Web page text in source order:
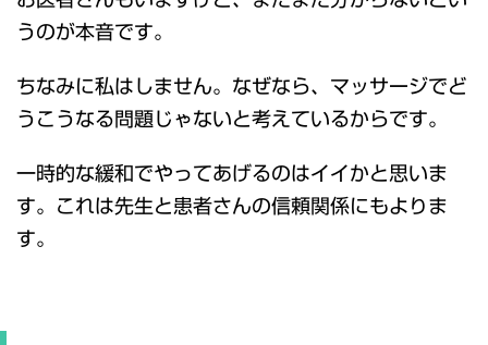
うのが本音です。
ちなみに私はしません。なぜなら、マッサージでど
うこうなる問題じゃないと考えているからです。
一時的な緩和でやってあげるのはイイかと思いま
す。これは先生と患者さんの信頼関係にもよりま
す。